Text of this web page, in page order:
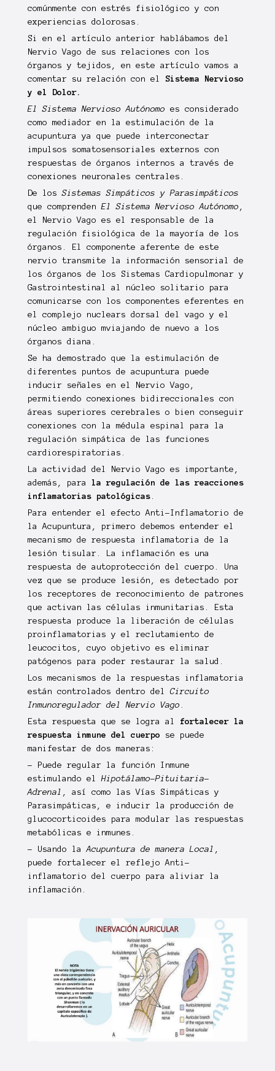
comúnmente con estrés fisiológico y con
experiencias dolorosas.
Si en el artículo anterior hablábamos del
Nervio Vago de sus relaciones con los
órganos y tejidos, en este artículo vamos a
comentar su relación con el Sistema Nervioso
y el Dolor.
El Sistema Nervioso Autónomo es considerado
como mediador en la estimulación de la
acupuntura ya que puede interconectar
impulsos somatosensoriales externos con
respuestas de órganos internos a través de
conexiones neuronales centrales.
De losSistemas Simpáticos y Parasimpáticos
que comprenden El Sistema Nervioso Autónomo
el Nervio Vago es el responsable de la
regulación fisiológica de la mayoría de los
órganos. El componente aferente de este
nervio transmite la información sensorial de
los órganos de los Sistemas Cardiopulmonar y
Gastrointestinal al núcleo solitario para
comunicarse con los componentes eferentes en
el complejo nuclears dorsal del vago y el
núcleo ambiguo mviajando de nuevo a los
órganos diana.
Se ha demostrado que la estimulación de
diferentes puntos de acupuntura puede
inducir señales en el Nervio Vago,
permitiendo conexiones bidireccionales con
áreas superiores cerebrales o bien conseguir
conexiones con la médula espinal para la
regulación simpática de las funciones
cardiorespiratorias.
La actividad del Nervio Vago es importante,
además, para la regulación de las reacciones
inflamatorias patológicas.
Para entender el efecto Anti-Inflamatorio de
la Acupuntura, primero debemos entender el
mecanismo de respuesta inflamatoria de la
lesión tisular. La inflamación es una
respuesta de autoprotección del cuerpo. Una
vez que se produce lesión, es detectado por
los receptores de reconocimiento de patrones
que activan las células inmunitarias. Esta
respuesta produce la liberación de células
proinflamatorias y el reclutamiento de
leucocitos, cuyo objetivo es eliminar
patógenos para poder restaurar la salud.
Los mecanismos de la respuestas inflamatoria
están controlados dentro del Circuito
Inmunoregulador del Nervio Vago
Esta respuesta que se logra al fortalecer la
respuesta inmune del cuerpo se puede
manifestar de dos maneras:
- Puede regular la función Inmune
estimulando el Hipotálamo-Pituitaria-
Adrenal
, así como las Vías Simpáticas y
Parasimpáticas, e inducir la producción de
glucocorticoides para modular las respuestas
metabólicas e inmunes.
- Usando laAcupuntura de manera Local
puede fortalecer el reflejo Anti-
inflamatorio del cuerpo para aliviar la
inflamación.